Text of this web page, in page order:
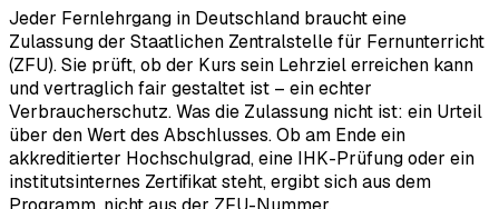
Jeder Fernlehrgang in Deutschland braucht eine
Zulassung der Staatlichen Zentralstelle für Fernunterricht
(ZFU). Sie prüft, ob der Kurs sein Lehrziel erreichen kann
und vertraglich fair gestaltet ist – ein echter
Verbraucherschutz. Was die Zulassung nicht ist: ein Urteil
über den Wert des Abschlusses. Ob am Ende ein
akkreditierter Hochschulgrad, eine IHK-Prüfung oder ein
institutsinternes Zertifikat steht, ergibt sich aus dem